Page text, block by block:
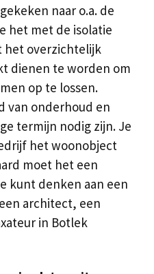
naar o.a. de
het met de isolatie
het overzichtelijk
dienen te worden om
op te lossen.
van onderhoud en
termijn nodig zijn. Je
het woonobject
moet het een
kunt denken aan een
architect, een
in Botlek